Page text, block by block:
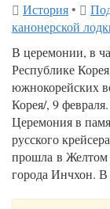
История•
канонерской
В церемонии, в
Республике
южнокорейских
Корея/, 9
Церемония в
русского
прошла в Желтом
города Инчхон.